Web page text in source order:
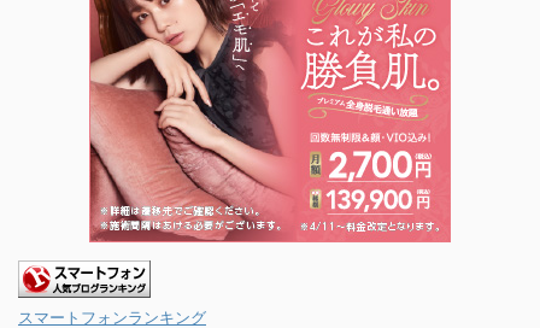
スマートフォンランキング